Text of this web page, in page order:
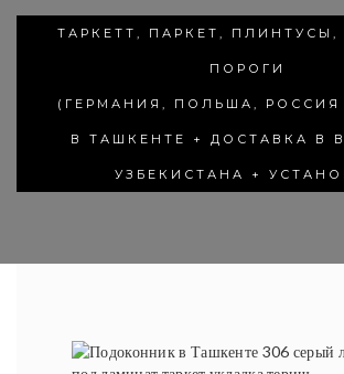
ТАРКЕТТ, ПАРКЕТ, ПЛИНТУСЫ,
ПОРОГИ
(ГЕРМАНИЯ, ПОЛЬША, РОССИЯ
В ТАШКЕНТЕ + ДОСТАВКА В
УЗБЕКИСТАНА +